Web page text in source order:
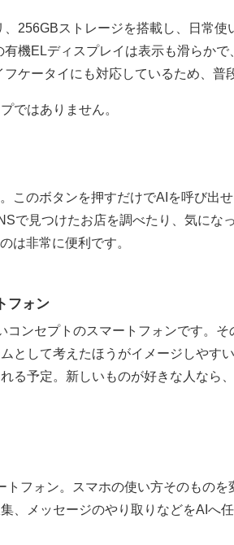
256GBストレージを搭載し、日常
機ELディスプレイは表示も滑らか
ケータイにも対応しているため、普
ではありません。
このボタンを押すだけでAIを呼び出
で見つけたお店を調べたり、気にな
は非常に便利です。
フォン
コンセプトのスマートフォンです。
として考えたほうがイメージしやす
る予定。新しいものが好きな人なら
トフォン。スマホの使い方そのもの
、メッセージのやり取りなどをAIへ